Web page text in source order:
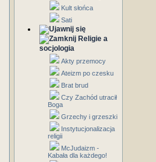
Kult słońca
Sati
Religie a
socjologia
Akty przemocy
Ateizm po czesku
Brat brud
Czy Zachód utracił
Boga
Grzechy i grzeszki
Instytucjonalizacja
religii
McJudaizm -
Kabała dla każdego!